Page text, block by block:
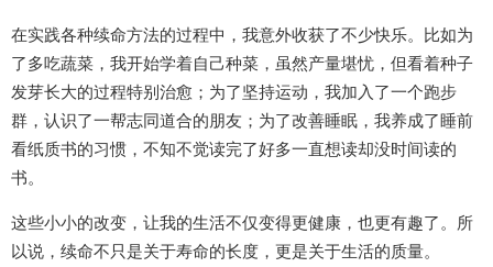
在实践各种续命方法的过程中，我意外收获了不少快乐。比如为
了多吃蔬菜，我开始学着自己种菜，虽然产量堪忧，但看着种子
发芽长大的过程特别治愈；为了坚持运动，我加入了一个跑步
群，认识了一帮志同道合的朋友；为了改善睡眠，我养成了睡前
看纸质书的习惯，不知不觉读完了好多一直想读却没时间读的
书。
这些小小的改变，让我的生活不仅变得更健康，也更有趣了。所
以说，续命不只是关于寿命的长度，更是关于生活的质量。